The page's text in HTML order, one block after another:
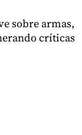
sobre armas,
críticas